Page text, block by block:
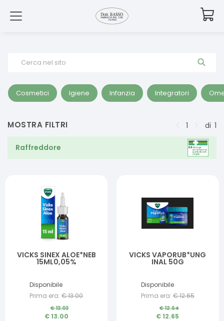
Cerca nel sito
Cosmetici Igiene Infanzia Integratori
MOSTRA FILTRI 1 di 1
Raffreddore
VICKS SINEX ALOE*NEB
15ML0,05%
Disponibile
Prima era: €13.00
€13.03
€13.00
VICKS VAPORUB*UNG
INAL 50G
Disponibile
Prima era: €12.65
€12.64
€12.65